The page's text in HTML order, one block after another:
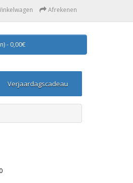
Afrekenen
- 0,00€
Verjaardagscadeau